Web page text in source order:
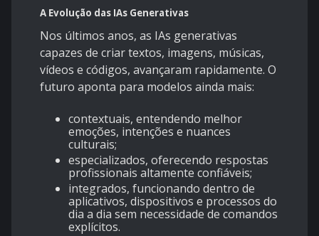
A Evolução das IAs Generativas
Nos últimos anos, as IAs generativas
capazes de criar textos, imagens, músicas,
vídeos e códigos, avançaram rapidamente. O
futuro aponta para modelos ainda mais:
contextuais, entendendo melhor
emoções, intenções e nuances
culturais;
especializados, oferecendo respostas
profissionais altamente confiáveis;
integrados, funcionando dentro de
aplicativos, dispositivos e processos do
dia a dia sem necessidade de comandos
explícitos.